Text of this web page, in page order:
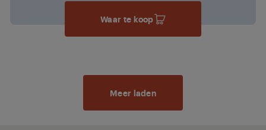
Waar te koop
Meer laden